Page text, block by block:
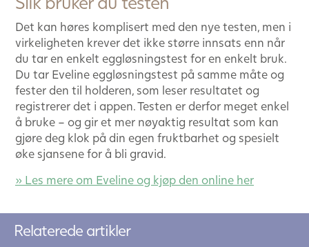
Det kan høres komplisert med den nye testen, men i
virkeligheten krever det ikke større innsats enn når
du tar en enkelt eggløsningstest for en enkelt bruk.
Du tar Eveline eggløsningstest på samme måte og
fester den til holderen, som leser resultatet og
registrerer det i appen. Testen er derfor meget enkel
å bruke – og gir et mer nøyaktig resultat som kan
gjøre deg klok på din egen fruktbarhet og spesielt
øke sjansene for å bli gravid.
» Les mere om Eveline og kjøp den online her
Relaterede artikler